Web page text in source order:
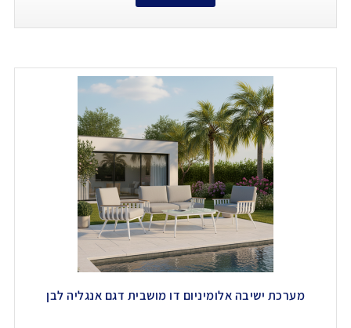
מערכת ישיבה אלומיניום דו מושבית דגם אנגליה לבן